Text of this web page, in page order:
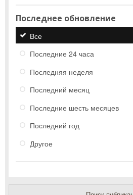
Последнее обновление
Все
Последние 24 часа
Последняя неделя
Последний месяц
Последние шесть месяцев
Последний год
Другое